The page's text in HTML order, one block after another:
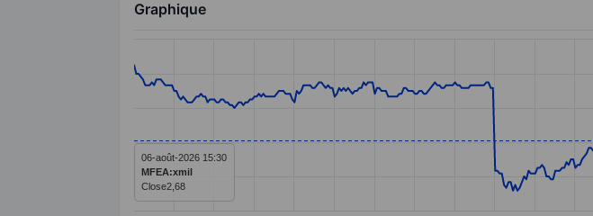
Graphique
Line chart with 414 data points.
The chart has 1 X axis displaying categories.
The chart has 1 Y axis displaying values. Data ranges from 2.47 to
06-août-2026 15:30
MFEA:xmil
Close2,68